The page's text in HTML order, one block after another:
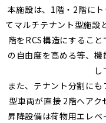
本施設は、1階・2階に
てマルチテナント型施設
階をRCS構造にするこ
の自由度を高める等、機
し
また、テナント分割に
型車両が直接 2階へアク
昇降設備は荷物用エレベ